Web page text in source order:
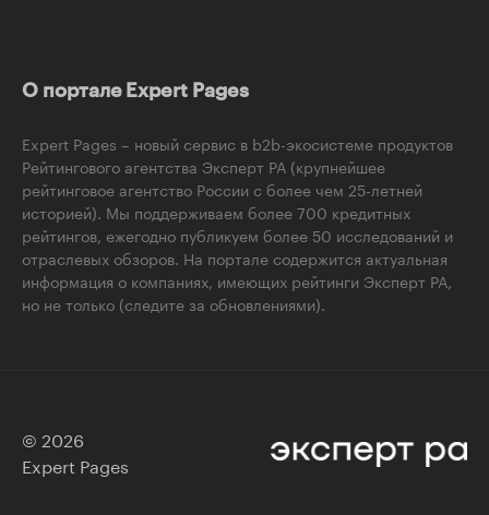
О портале Expert Pages
Expert Pages – новый сервис в b2b-экосистеме продуктов
Рейтингового агентства Эксперт РА (крупнейшее
рейтинговое агентство России с более чем 25-летней
историей). Мы поддерживаем более 700 кредитных
рейтингов, ежегодно публикуем более 50 исследований и
отраслевых обзоров. На портале содержится актуальная
информация о компаниях, имеющих рейтинги Эксперт РА,
но не только (следите за обновлениями).
© 2026
Expert Pages